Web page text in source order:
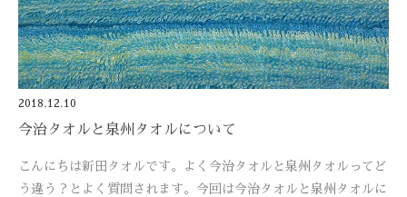
2018.12.10
今治タオルと泉州タオルについて
こんにちは新田タオルです。よく今治タオルと泉州タオルってど
う違う？とよく質問されます。今回は今治タオルと泉州タオルに